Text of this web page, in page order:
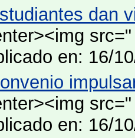
dan
en: 16/
en: 16/